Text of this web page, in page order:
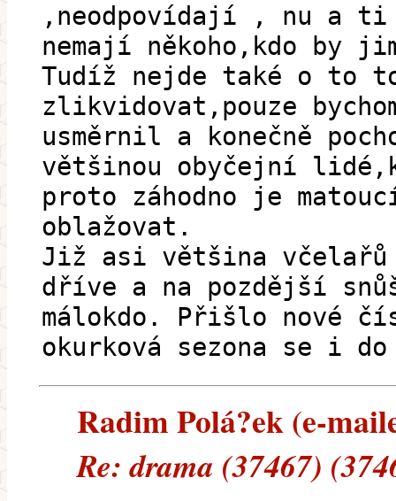
,neodpovídají , nu a ti
nemají někoho,kdo by
Tudíž nejde také o to
zlikvidovat,pouze
usměrnil a konečně
většinou obyčejní
proto záhodno je
oblažovat.
Již asi většina včelařů
dříve a na pozdější
málokdo. Přišlo nové
okurková sezona se i
Radim Polá?ek (e-
Re: drama (37467)